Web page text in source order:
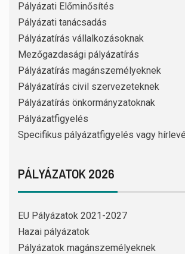
Pályázati Előminősítés
Pályázati tanácsadás
Pályázatírás vállalkozásoknak
Mezőgazdasági pályázatírás
Pályázatírás magánszemélyeknek
Pályázatírás civil szervezeteknek
Pályázatírás önkormányzatoknak
Pályázatfigyelés
Specifikus pályázatfigyelés vagy
PÁLYÁZATOK 2026
EU Pályázatok 2021-2027
Hazai pályázatok
Pályázatok magánszemélyeknek